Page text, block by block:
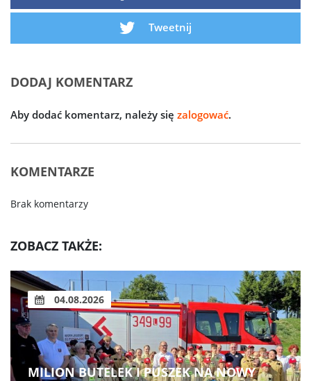
Tweetnij
DODAJ KOMENTARZ
Aby dodać komentarz, należy się zalogować.
KOMENTARZE
Brak komentarzy
ZOBACZ TAKŻE:
04.08.2026
MILION BUTELEK I PUSZEK NA NOWY